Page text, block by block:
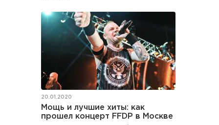
20.01.2020
Мощь и лучшие хиты: как
прошел концерт FFDP в Москве